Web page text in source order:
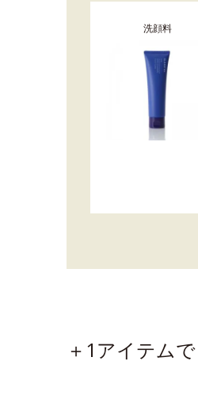
洗顔料
＋1アイテム